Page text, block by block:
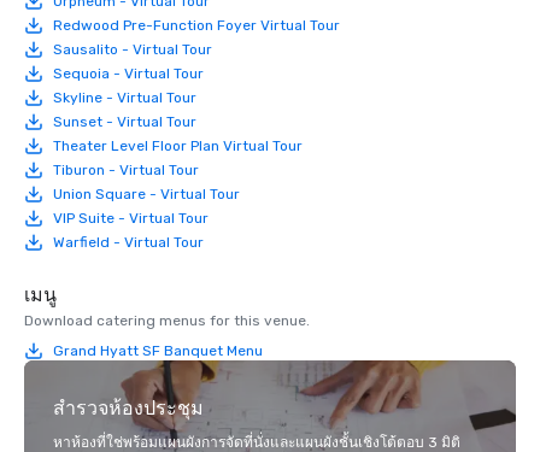
Redwood Pre-Function Foyer Virtual Tour
Sausalito - Virtual Tour
Sequoia - Virtual Tour
Skyline - Virtual Tour
Sunset - Virtual Tour
Theater Level Floor Plan Virtual Tour
Tiburon - Virtual Tour
Union Square - Virtual Tour
VIP Suite - Virtual Tour
Warfield - Virtual Tour
เมนู
Download catering menus for this venue.
Grand Hyatt SF Banquet Menu
สำรวจห้องประชุม
หาห้องที่ใช่พร้อมแผนผังการจัดที่นั่งและแผนผังชั้นเชิงโต้ตอบ 3 มิติ